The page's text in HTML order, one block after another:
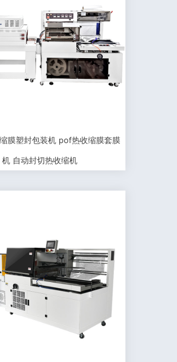
膜塑封包装机 pof热收缩膜套膜
机 自动封切热收缩机